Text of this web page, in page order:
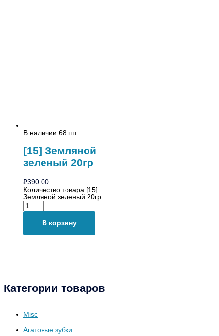
Категории товаров
Misc
Агатовые зубки
В наличии 68 шт.
[15] Земляной
зеленый 20гр
₽390.00
Количество товара [15]
Земляной зеленый 20гр
В корзину